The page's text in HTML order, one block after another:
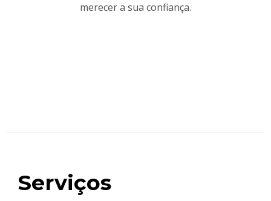
merecer a sua confiança.
Serviços